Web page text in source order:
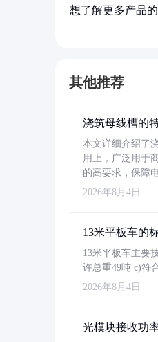
想了解更多产品
其他推荐
浇筑母线槽的
本文详细介绍了
用上，广泛用于
的高要求，保障
2026年8月4日
13米平板车的
13米平板车主要
许总重49吨 c)符
2026年8月4日
光模块接收功